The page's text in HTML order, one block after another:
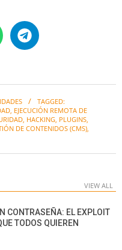
TAGGED:
EJECUCIÓN REMOTA DE
HACKING PLUGINS
DE CONTENIDOS (CMS)
VIEW ALL
CONTRASEÑA: EL EXPLOIT
TODOS QUIEREN